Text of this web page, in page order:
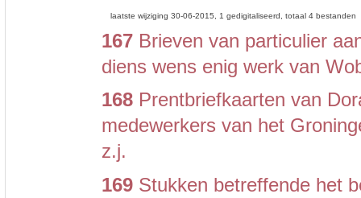
laatste wijziging 30-06-2015 1 gedigitaliseerd totaal 4 bestanden
167Brieven van particulier
diens wens enig werk van
168Prentbriefkaarten van
medewerkers van het
z.j.
169Stukken betreffende het